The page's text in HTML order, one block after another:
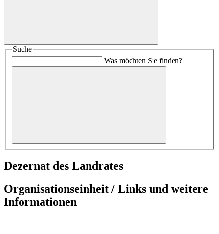
Suche
Was möchten Sie finden?
Dezernat des Landrates
Organisationseinheit / Links und weitere
Informationen